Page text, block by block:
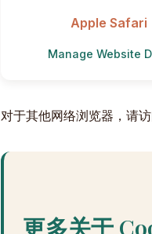
Apple Safari
Manage Website
对于其他网络浏览器，请
更多关于